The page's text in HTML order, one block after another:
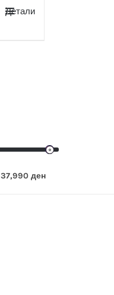
Детали
37,990 ден